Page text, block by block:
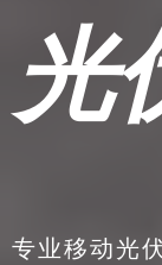
光
专业移动光